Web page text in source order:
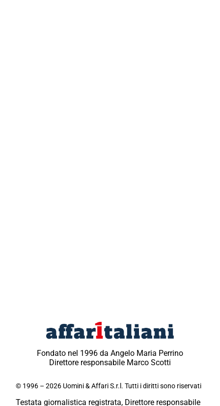
Fondato nel 1996 da Angelo Maria Perrino
Direttore responsabile Marco Scotti
© 1996 – 2026 Uomini & Affari S.r.l. Tutti i diritti sono riservati
Testata giornalistica registrata, Direttore responsabile